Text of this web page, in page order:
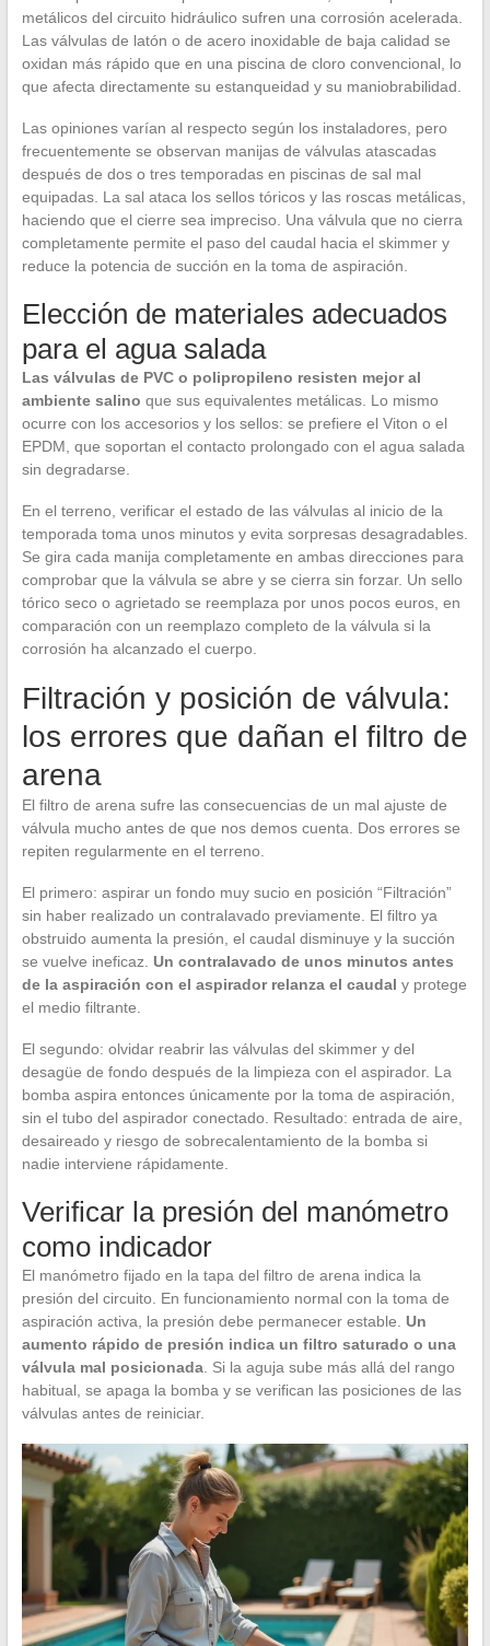
metálicos del circuito hidráulico sufren una corrosión acelerada.
Las válvulas de latón o de acero inoxidable de baja calidad se
oxidan más rápido que en una piscina de cloro convencional, lo
que afecta directamente su estanqueidad y su maniobrabilidad.
Las opiniones varían al respecto según los instaladores, pero
frecuentemente se observan manijas de válvulas atascadas
después de dos o tres temporadas en piscinas de sal mal
equipadas. La sal ataca los sellos tóricos y las roscas metálicas,
haciendo que el cierre sea impreciso. Una válvula que no cierra
completamente permite el paso del caudal hacia el skimmer y
reduce la potencia de succión en la toma de aspiración.
Elección de materiales adecuados
para el agua salada
Las válvulas de PVC o polipropileno resisten mejor al
ambiente salino que sus equivalentes metálicas. Lo mismo
ocurre con los accesorios y los sellos: se prefiere el Viton o el
EPDM, que soportan el contacto prolongado con el agua salada
sin degradarse.
En el terreno, verificar el estado de las válvulas al inicio de la
temporada toma unos minutos y evita sorpresas desagradables.
Se gira cada manija completamente en ambas direcciones para
comprobar que la válvula se abre y se cierra sin forzar. Un sello
tórico seco o agrietado se reemplaza por unos pocos euros, en
comparación con un reemplazo completo de la válvula si la
corrosión ha alcanzado el cuerpo.
Filtración y posición de válvula:
los errores que dañan el filtro de
arena
El filtro de arena sufre las consecuencias de un mal ajuste de
válvula mucho antes de que nos demos cuenta. Dos errores se
repiten regularmente en el terreno.
El primero: aspirar un fondo muy sucio en posición “Filtración”
sin haber realizado un contralavado previamente. El filtro ya
obstruido aumenta la presión, el caudal disminuye y la succión
se vuelve ineficaz. Un contralavado de unos minutos antes
de la aspiración con el aspirador relanza el caudal y protege
el medio filtrante.
El segundo: olvidar reabrir las válvulas del skimmer y del
desagüe de fondo después de la limpieza con el aspirador. La
bomba aspira entonces únicamente por la toma de aspiración,
sin el tubo del aspirador conectado. Resultado: entrada de aire,
desaireado y riesgo de sobrecalentamiento de la bomba si
nadie interviene rápidamente.
Verificar la presión del manómetro
como indicador
El manómetro fijado en la tapa del filtro de arena indica la
presión del circuito. En funcionamiento normal con la toma de
aspiración activa, la presión debe permanecer estable. Un
aumento rápido de presión indica un filtro saturado o una
válvula mal posicionada. Si la aguja sube más allá del rango
habitual, se apaga la bomba y se verifican las posiciones de las
válvulas antes de reiniciar.